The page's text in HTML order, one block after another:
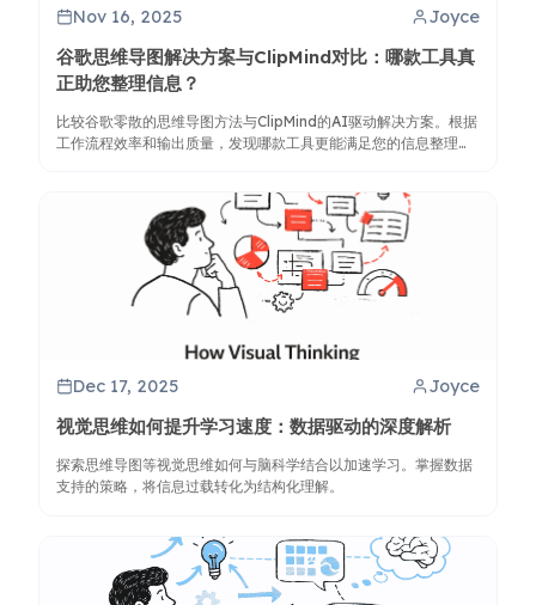
Nov 16, 2025 Joyce
谷歌思维导图解决方案与ClipMind对比：哪款工具真
正助您整理信息？
比较谷歌零散的思维导图方法与ClipMind的AI驱动解决方案。根据
工作流程效率和输出质量，发现哪款工具更能满足您的信息整理需
Dec 17, 2025 Joyce
视觉思维如何提升学习速度：数据驱动的深度解析
探索思维导图等视觉思维如何与脑科学结合以加速学习。掌握数据
支持的策略，将信息过载转化为结构化理解。